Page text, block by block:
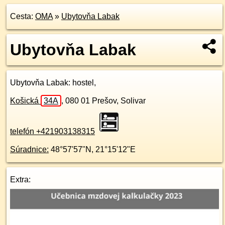
Cesta: OMA» Ubytovňa Labak
Ubytovňa Labak
Ubytovňa Labak: hostel,
Košická 34A , 080 01 Prešov, Solivar
telefón +421903138315
Súradnice: 48°57'57"N , 21°15'12"E
Extra: